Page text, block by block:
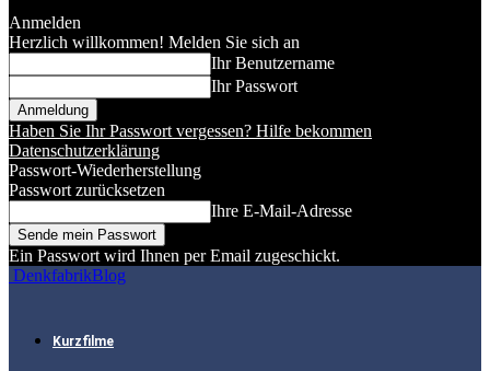
Anmelden
Herzlich willkommen! Melden Sie sich an
Ihr Benutzername
Ihr Passwort
Haben Sie Ihr Passwort vergessen? Hilfe bekommen
Datenschutzerklärung
Passwort-Wiederherstellung
Passwort zurücksetzen
Ihre E-Mail-Adresse
Ein Passwort wird Ihnen per Email zugeschickt.
DenkfabrikBlog
Kurzfilme